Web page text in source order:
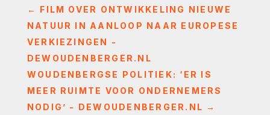
← FILM OVER ONTWIKKELING NIEUWE
NATUUR IN AANLOOP NAAR EUROPESE
VERKIEZINGEN -
DEWOUDENBERGER.NL
WOUDENBERGSE POLITIEK: ‘ER IS
MEER RUIMTE VOOR ONDERNEMERS
NODIG’ - DEWOUDENBERGER.NL →